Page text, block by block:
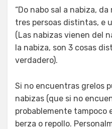
“Do nabo sal a nabiza,
tres persoas distintas, e
(Las nabizas vienen del
la nabiza, son 3 cosas
verdadero).
Si no encuentras grelos
nabizas (que si no
probablemente tampoco
berza o repollo.